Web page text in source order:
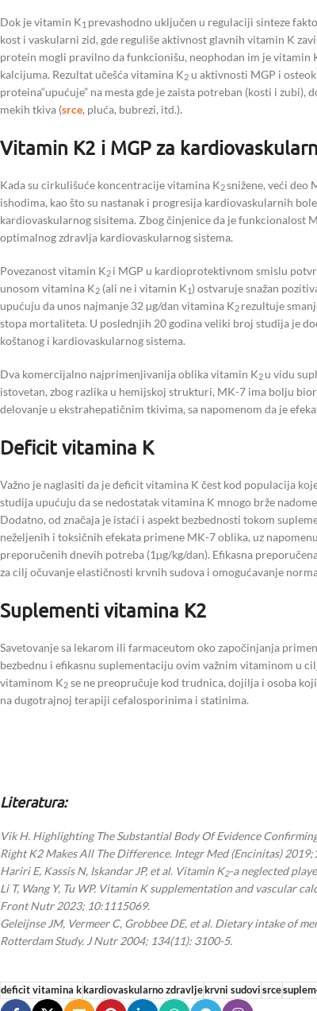
Dok je vitamin K1 prevashodno uključen u regulaciji sinteze
kost i vaskularni zid, gde reguliše aktivnost glavnih vitamin K
protein mogli pravilno da funkcionišu, neophodan im je vitamin
kalcijuma. Rezultat učešća vitamina K2 u aktivnosti MGP i
proteina“upućuje” na mesta gde je zaista potreban (kosti i
mekih tkiva (srce, pluća, bubrezi, itd.).
Vitamin K2 i MGP za
Kada su cirkulišuće koncentracije vitamina K2snižene, veći deo
ishodima, kao što su nastanak i progresija kardiovaskularnih
kardiovaskularnog sisitema. Zbog činjenice da je funkcionalost
optimalnog zdravlja kardiovaskularnog sistema.
Povezanost vitamin K2 i MGP u kardioprotektivnom smislu
unosom vitamina K2 (ali ne i vitamin K1) ostvaruje snažan
upućuju da unos najmanje 32 µg/dan vitamina K2 rezultuje
stopa mortaliteta. U poslednjih 20 godina veliki broj studija je
koštanog i kardiovaskularnog sistema.
Dva komercijalno najprimenjivanija oblika vitamin K2 u vidu
istovetan, zbog razlika u hemijskoj strukturi, MK-7 ima bolju
delovanje u ekstrahepatičnim tkivima, sa napomenom da je
Deficit vitamina K
Važno je naglasiti da je deficit vitamina K čest kod populacija
studija upućuju da se nedostatak vitamina K mnogo brže
Dodatno, od značaja je istaći i aspekt bezbednosti tokom
neželjenih i toksičnih efekata primene MK-7 oblika, uz
preporučenih dnevih potreba (1µg/kg/dan). Efikasna
za cilj očuvanje elastičnosti krvnih sudova i omogućavanje
Suplementi vitamina K2
Savetovanje sa lekarom ili farmaceutom oko započinjanja
bezbednu i efikasnu suplementaciju ovim važnim vitaminom u
vitaminom K2 se ne preopručuje kod trudnica, dojilja i osoba
na dugotrajnoj terapiji cefalosporinima i statinima.
Literatura:
Vik H. Highlighting The Substantial Body Of Evidence
Right K2 Makes All The Difference. Integr Med (Encinitas)
Hariri E, Kassis N, Iskandar JP, et al. Vitamin K2-a neglected
Li T, Wang Y, Tu WP. Vitamin K supplementation and vascular
Front Nutr 2023; 10:1115069.
Geleijnse JM, Vermeer C, Grobbee DE, et al. Dietary intake of
Rotterdam Study. J Nutr 2004; 134(11): 3100-5.
deficit vitamina kkardiovaskularno zdravljekrvni sudovi srce